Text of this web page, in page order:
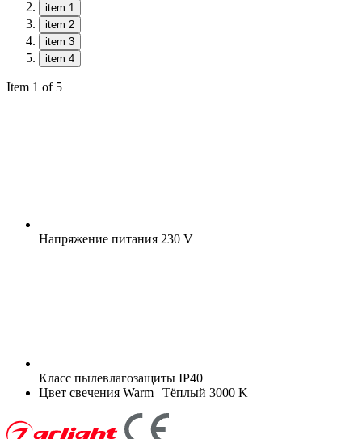
item 1
item 2
item 3
item 4
Item 1 of 5
Напряжение питания 230 V
Класс пылевлагозащиты IP40
Цвет свечения Warm | Тёплый 3000 K